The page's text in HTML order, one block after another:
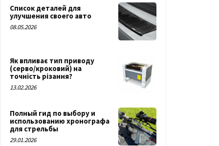
Список деталей для
улучшения своего авто
08.05.2026
Як впливає тип приводу
(серво/кроковий) на
точність різання?
13.02.2026
Полный гид по выбору и
использованию хронографа
для стрельбы
29.01.2026